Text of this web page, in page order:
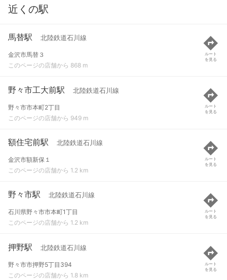
近くの駅
馬替駅 北陸鉄道石川線
金沢市馬替３
このページの店舗から 868 m
ルート
を見る
野々市工大前駅 北陸鉄道石川線
野々市市本町2丁目
このページの店舗から 949 m
ルート
を見る
額住宅前駅 北陸鉄道石川線
金沢市額新保１
このページの店舗から 1.2 km
ルート
を見る
野々市駅 北陸鉄道石川線
石川県野々市市本町1丁目
このページの店舗から 1.2 km
ルート
を見る
押野駅 北陸鉄道石川線
野々市市押野5丁目394
このページの店舗から 1.8 km
ルート
を見る